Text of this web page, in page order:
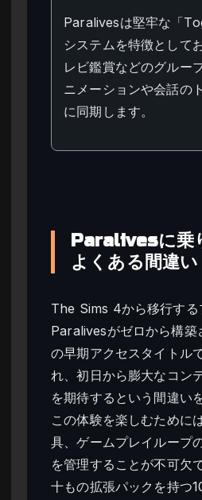
Paralivesは堅牢な「
システムを特徴として
レビ鑑賞などのグルー
ニメーションや会話の
に同期します。
Paralivesに乗
よくある間違い
The Sims 4から移行する
Paralivesがゼロから構築
の早期アクセスタイトル
れ、初日から膨大なコン
を期待するという間違い
この体験を楽しむために
具、ゲームプレイループ
を管理することが不可欠
十もの拡張パックを持つ